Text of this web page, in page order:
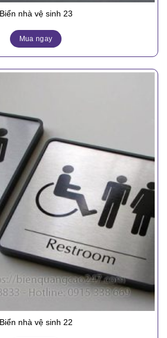
Biển nhà vệ sinh 23
Mua ngay
Biển nhà vệ sinh 22